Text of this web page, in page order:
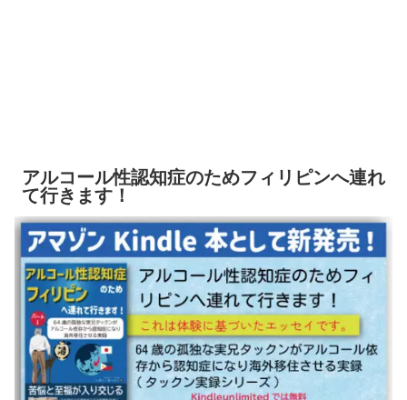
アルコール性認知症のためフィリピンへ連れ
て行きます！